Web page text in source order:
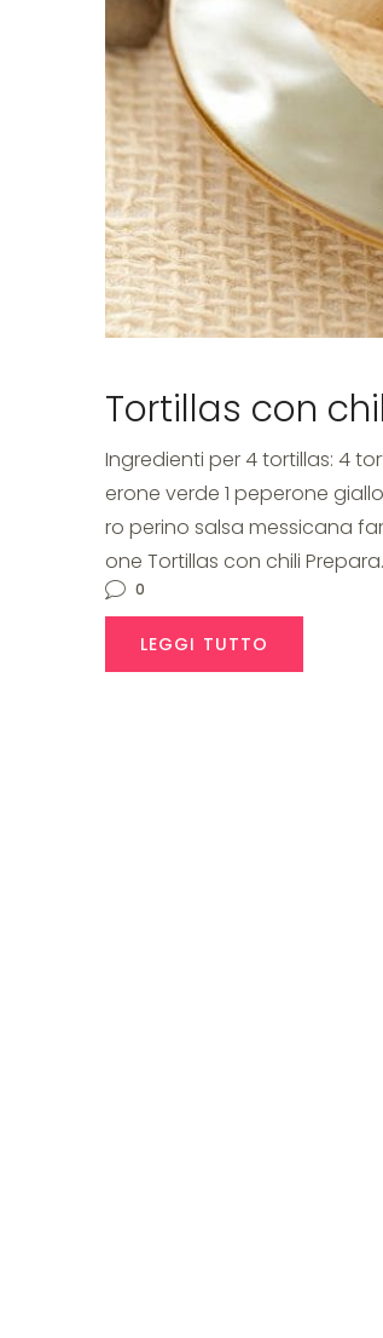
Tortillas con
Ingredienti per 4 tortillas: 4
erone verde 1 peperone
ro perino salsa messicana
one Tortillas con chili
0
LEGGI TUTTO